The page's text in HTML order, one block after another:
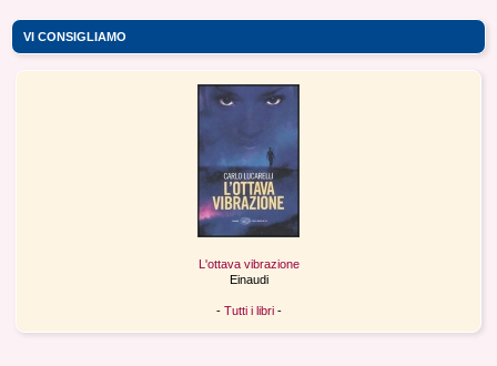
VI CONSIGLIAMO
L'ottava vibrazione
Einaudi
- Tutti i libri-